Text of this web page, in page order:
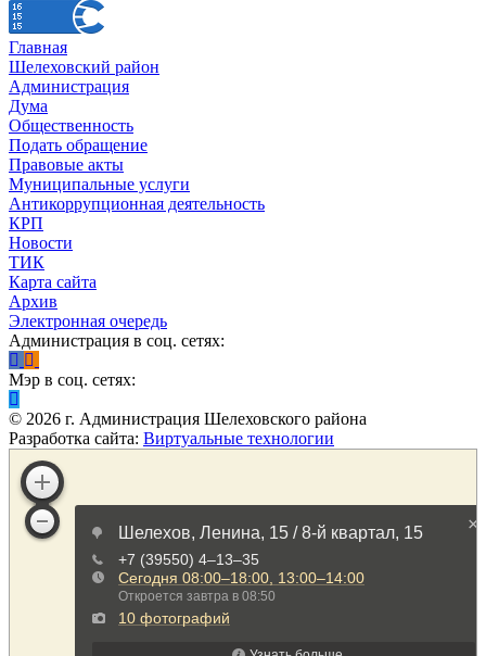
Главная
Шелеховский район
Администрация
Дума
Общественность
Подать обращение
Правовые акты
Муниципальные услуги
Антикоррупционная деятельность
КРП
Новости
ТИК
Карта сайта
Архив
Электронная очередь
Администрация в соц. сетях:
Мэр в соц. сетях:
© 2026 г. Администрация Шелеховского района
Разработка сайта: Виртуальные технологии